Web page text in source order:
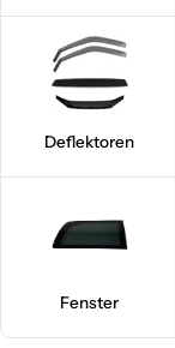
Deflektoren
Fenster